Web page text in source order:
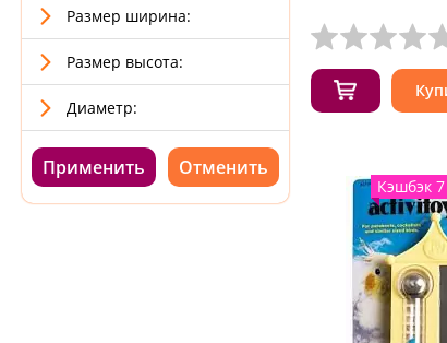
Размер ширина:
Размер высота:
Диаметр:
Применить
Кэшбэк